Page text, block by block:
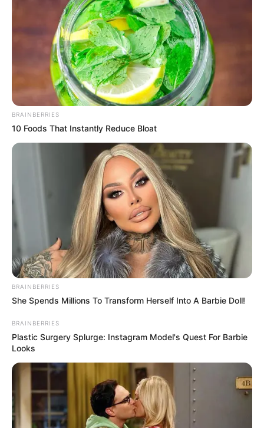
BRAINBERRIES
10 Foods That Instantly Reduce Bloat
BRAINBERRIES
She Spends Millions To Transform Herself Into A Barbie Doll!
BRAINBERRIES
Plastic Surgery Splurge: Instagram Model's Quest For Barbie
Looks